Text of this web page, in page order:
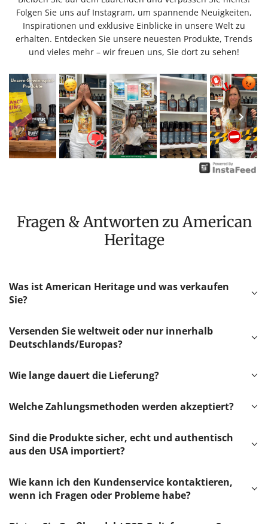
Folgen Sie uns auf Instagram, um spannende Neuigkeiten,
Inspirationen und exklusive Einblicke in unsere Welt zu
erhalten. Entdecken Sie unsere neuesten Produkte, Trends
und vieles mehr – wir freuen uns, Sie dort zu sehen!
Fragen & Antworten zu American
Heritage
Was ist American Heritage und was verkaufen
Sie?
Versenden Sie weltweit oder nur innerhalb
Deutschlands/Europas?
Wie lange dauert die Lieferung?
Welche Zahlungsmethoden werden akzeptiert?
Sind die Produkte sicher, echt und authentisch
aus den USA importiert?
Wie kann ich den Kundenservice kontaktieren,
wenn ich Fragen oder Probleme habe?